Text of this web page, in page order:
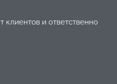
клиентов и ответственно